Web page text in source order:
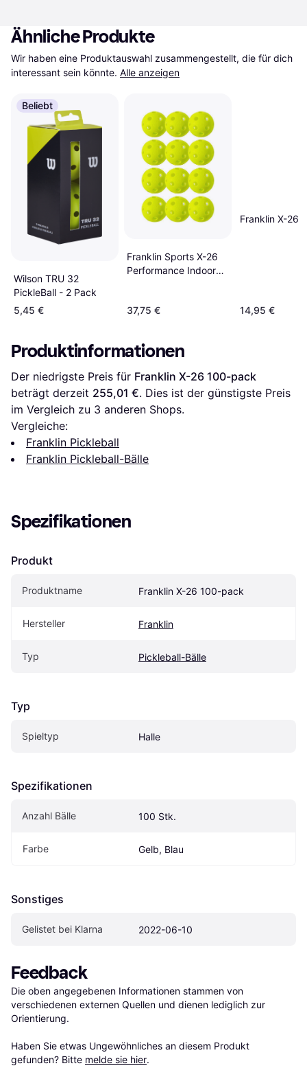
Ähnliche Produkte
Wir haben eine Produktauswahl zusammengestellt, die für dich
interessant sein könnte. Alle anzeigen
Beliebt
Wilson TRU 32
PickleBall - 2 Pack
5,45 €
Franklin Sports X-26
Performance Indoor
37,75 €
Franklin X-26
14,95 €
Produktinformationen
Der niedrigste Preis für Franklin X-26 100-pack
beträgt derzeit 255,01 €. Dies ist der günstigste Preis
im Vergleich zu 3 anderen Shops.
Vergleiche:
Franklin Pickleball
Franklin Pickleball-Bälle
Spezifikationen
Produkt
Produktname Franklin X-26 100-pack
Hersteller Franklin
Typ Pickleball-Bälle
Typ
Spieltyp Halle
Spezifikationen
Anzahl Bälle 100 Stk.
Farbe Gelb, Blau
Sonstiges
Gelistet bei Klarna 2022-06-10
Feedback
Die oben angegebenen Informationen stammen von
verschiedenen externen Quellen und dienen lediglich zur
Orientierung.
Haben Sie etwas Ungewöhnliches an diesem Produkt
gefunden? Bitte melde sie hier.